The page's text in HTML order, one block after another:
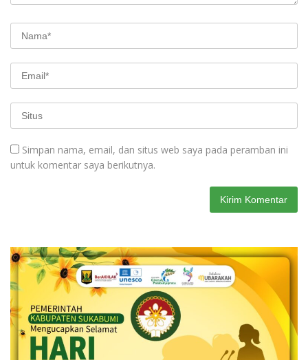
Simpan nama, email, dan situs web saya pada peramban ini
untuk komentar saya berikutnya.